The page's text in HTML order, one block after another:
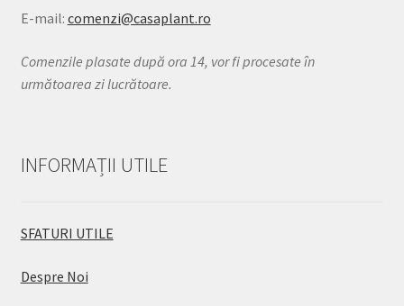
E-mail: comenzi@casaplant.ro
Comenzile plasate după ora 14, vor fi procesate în
următoarea zi lucrătoare.
INFORMAȚII UTILE
SFATURI UTILE
Despre Noi